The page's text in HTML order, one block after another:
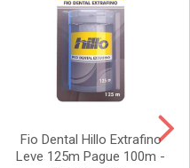
Fio Dental Hillo Extrafino
Leve 125m Pague 100m -